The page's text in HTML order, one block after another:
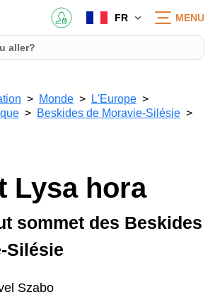
FR MENU
Monde
L'Europe
Beskides de Moravie-Silésie
Lysa hora
sommet des Beskides
Silésie
Szabo